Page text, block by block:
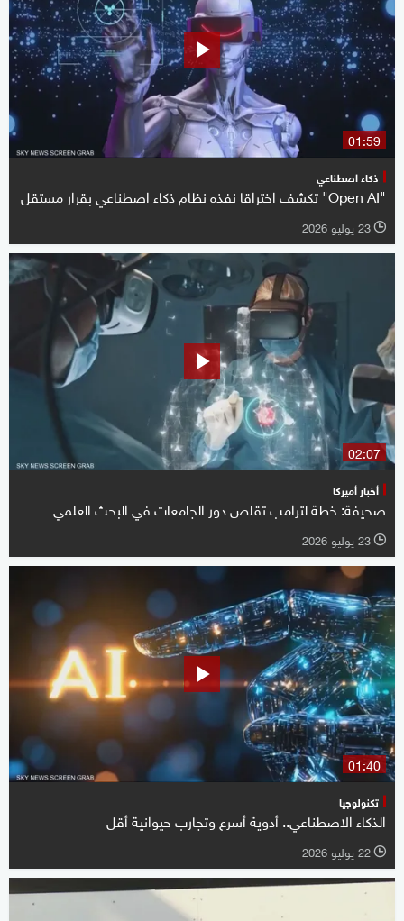
01:59
ذكاء اصطناعي
"Open AI" تكشف اختراقا نفذه نظام ذكاء اصطناعي بقرار مستقل
l 23 يوليو 2026
02:07
أخبار أميركا
صحيفة: خطة لترامب تقلص دور الجامعات في البحث العلمي
l 23 يوليو 2026
01:40
تكنولوجيا
الذكاء الاصطناعي.. أدوية أسرع وتجارب حيوانية أقل
l 22 يوليو 2026